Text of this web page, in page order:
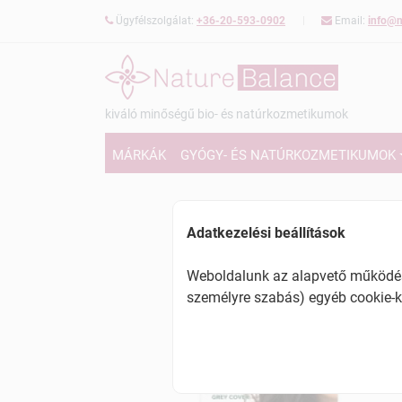
Ügyfélszolgálat: +36-20-593-0902 Email:
kiváló minőségű bio- és natúrkozmetikumok
MÁRKÁK GYÓGY- ÉS NATÚRKOZMETIKUMOK
Adatkezelési beállítások
Weboldalunk az alapvető
személyre szabás) egyéb